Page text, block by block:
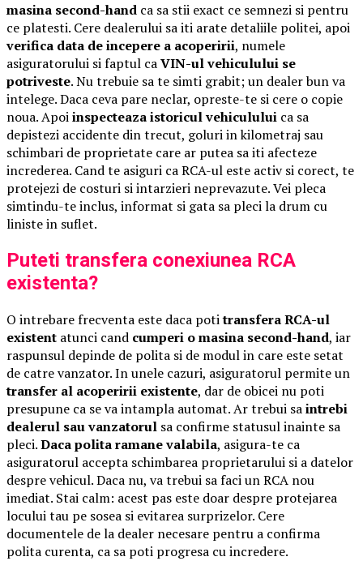
masina second-hand ca sa stii exact ce semnezi si pentru
ce platesti. Cere dealerului sa iti arate detaliile politei, apoi
verifica data de incepere a acoperirii, numele
asiguratorului si faptul caVIN-ul vehiculului se
potriveste. Nu trebuie sa te simti grabit; un dealer bun va
intelege. Daca ceva pare neclar, opreste-te si cere o copie
noua. Apoiinspecteaza istoricul vehiculului ca sa
depistezi accidente din trecut, goluri in kilometraj sau
schimbari de proprietate care ar putea sa iti afecteze
increderea. Cand te asiguri ca RCA-ul este activ si corect, te
protejezi de costuri si intarzieri neprevazute. Vei pleca
simtindu-te inclus, informat si gata sa pleci la drum cu
liniste in suflet.
Puteti transfera conexiunea RCA
existenta?
O intrebare frecventa este daca potitransfera RCA-ul
existent atunci cand cumperi o masina second-hand, iar
raspunsul depinde de polita si de modul in care este setat
de catre vanzator. In unele cazuri, asiguratorul permite un
transfer al acoperirii existente, dar de obicei nu poti
presupune ca se va intampla automat. Ar trebui saintrebi
dealerul sau vanzatorul sa confirme statusul inainte sa
pleci.Daca polita ramane valabila, asigura-te ca
asiguratorul accepta schimbarea proprietarului si a datelor
despre vehicul. Daca nu, va trebui sa faci un RCA nou
imediat. Stai calm: acest pas este doar despre protejarea
locului tau pe sosea si evitarea surprizelor. Cere
documentele de la dealer necesare pentru a confirma
polita curenta, ca sa poti progresa cu incredere.